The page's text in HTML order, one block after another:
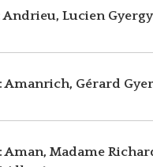
Andrieu, Lucien
Amanrich, Gérard
Aman, Madame